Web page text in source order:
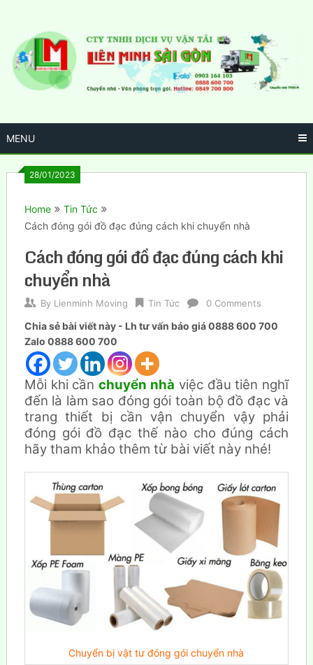
content
MENU
28/01/2023
Home
Tin Tức
Cách đóng gói đồ đạc đúng cách khi chuyển nhà
Cách đóng gói đồ đạc đúng cách khi
chuyển nhà
By Lienminh Moving Tin Tức 0 Comments
Chia sẻ bài viết này - Lh tư vấn báo giá 0888 600 700
Zalo 0888 600 700
Mỗi khi cầnchuyển nhà việc đầu tiên nghĩ
đến là làm sao đóng gói toàn bộ đồ đạc và
trang thiết bị cần vận chuyển vậy phải
đóng gói đồ đạc thế nào cho đúng cách
hãy tham khảo thêm từ bài viết này nhé!
Chuyển bị vật tư đóng gói chuyển nhà